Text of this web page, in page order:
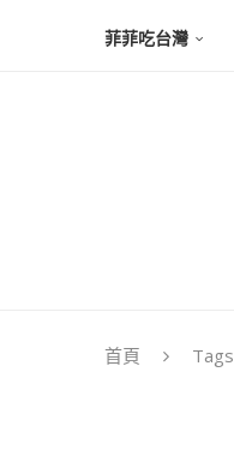
菲菲吃台灣
首頁 Tags